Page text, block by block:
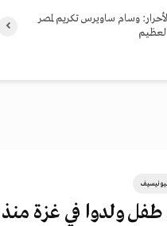
الأحرار: وسام ساويرس تكريم لمصر
طفل ولدوا في غزة منذ